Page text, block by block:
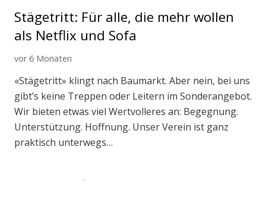
Stägetritt: Für alle, die mehr wollen
als Netflix und Sofa
vor 6 Monaten
«Stägetritt» klingt nach Baumarkt. Aber nein, bei uns
gibt’s keine Treppen oder Leitern im Sonderangebot.
Wir bieten etwas viel Wertvolleres an: Begegnung.
Unterstützung. Hoffnung. Unser Verein ist ganz
praktisch unterwegs…